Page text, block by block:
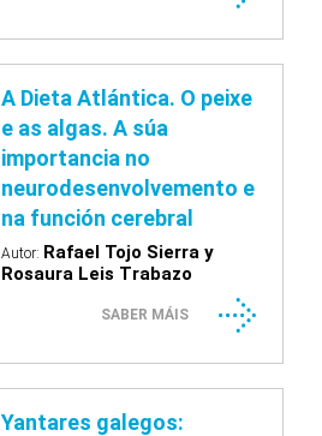
A Dieta Atlántica. O peixe
e as algas. A súa
importancia no
neurodesenvolvemento e
na función cerebral
Autor: Rafael Tojo Sierra y
Rosaura Leis Trabazo
SABER MÁIS
Yantares galegos: